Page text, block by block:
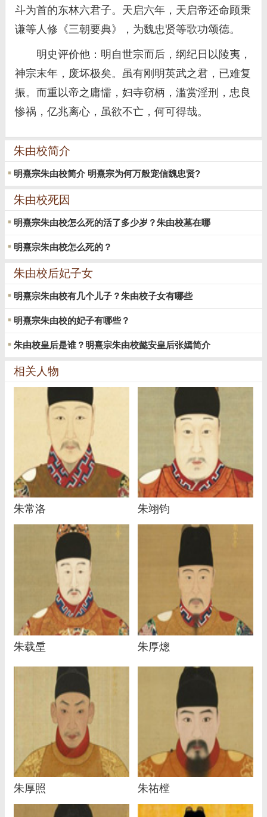
斗为首的东林六君子。天启六年，天启帝还命顾秉
谦等人修《三朝要典》，为魏忠贤等歌功颂德。
明史评价他：明自世宗而后，纲纪日以陵夷，
神宗末年，废坏极矣。虽有刚明英武之君，已难复
振。而重以帝之庸懦，妇寺窃柄，滥赏淫刑，忠良
惨祸，亿兆离心，虽欲不亡，何可得哉。
朱由校简介
明熹宗朱由校简介 明熹宗为何万般宠信魏忠贤?
朱由校死因
明熹宗朱由校怎么死的活了多少岁？朱由校墓在哪
明熹宗朱由校怎么死的？
朱由校后妃子女
明熹宗朱由校有几个儿子？朱由校子女有哪些
明熹宗朱由校的妃子有哪些？
朱由校皇后是谁？明熹宗朱由校懿安皇后张嫣简介
相关人物
朱常洛 朱翊钧
朱载垕 朱厚熜
朱厚照 朱祐樘